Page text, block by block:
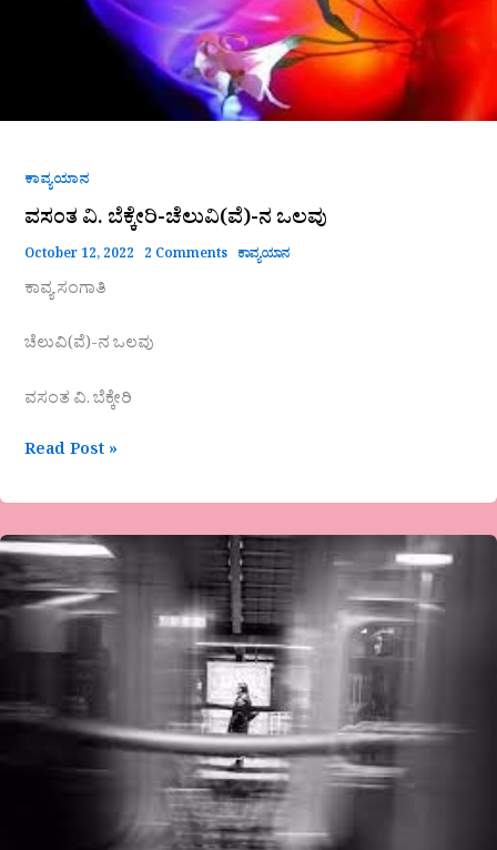
ಕಾವ್ಯಯಾನ
ವಸಂತ ವಿ. ಬೆಕ್ಕೇರಿ-ಚೆಲುವಿ(ವೆ)-ನ ಒಲವು
October 12, 2022 2 Comments ಕಾವ್ಯಯಾನ
ಕಾವ್ಯ ಸಂಗಾತಿ
ಚೆಲುವಿ(ವೆ)-ನ ಒಲವು
ವಸಂತ ವಿ. ಬೆಕ್ಕೇರಿ
Read Post »
ಶ್ರೀಕಾಂತಯ್ಯ
ಮಠ-
ಸಮಾಜ